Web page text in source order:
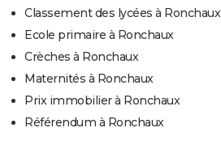
Classement des lycées à Ronchaux
Ecole primaire à Ronchaux
Crèches à Ronchaux
Maternités à Ronchaux
Prix immobilier à Ronchaux
Référendum à Ronchaux